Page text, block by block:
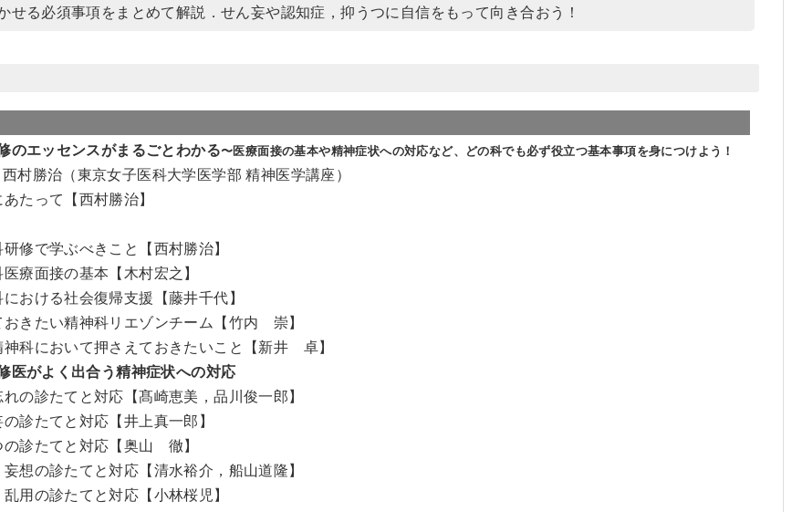
せる必須事項をまとめて解説．せん妄や認知症，抑うつに自信をもって向き合おう！
のエッセンスがまるごとわかる〜医療面接の基本や精神症状への対応など、どの科でも必ず役立つ基本事項を身につけよう！
村勝治（東京女子医科大学医学部 精神医学講座）
たって【西村勝治】
修で学ぶべきこと【西村勝治】
療面接の基本【木村宏之】
おける社会復帰支援【藤井千代】
おきたい精神科リエゾンチーム【竹内 崇】
神科において押さえておきたいこと【新井 卓】
医がよく出合う精神症状への対応
れの診たてと対応【髙崎恵美，品川俊一郎】
診たてと対応【井上真一郎】
の診たてと対応【奥山 徹】
想の診たてと対応【清水裕介，船山道隆】
用の診たてと対応【小林桜児】